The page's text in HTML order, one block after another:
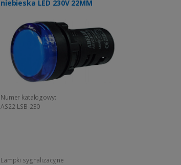
niebieska LED 230V 22MM
Numer katalogowy:
AS22-LSB-230
Lampki sygnalizacyjne